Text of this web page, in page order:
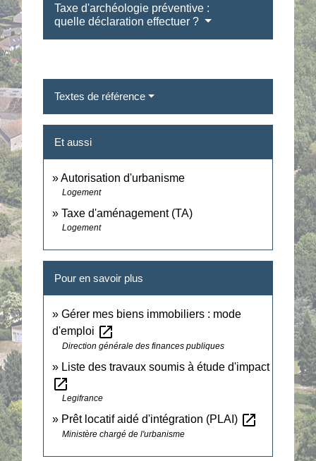
Taxe d'archéologie préventive :
quelle déclaration effectuer ?
Textes de référence
Et aussi
Autorisation d'urbanisme
Logement
Taxe d'aménagement (TA)
Logement
Pour en savoir plus
Gérer mes biens immobiliers : mode
d'emploi open_in_new
Direction générale des finances publiques
Liste des travaux soumis à étude d'impact
open_in_new
Legifrance
Prêt locatif aidé d'intégration (PLAI) open_in_new
Ministère chargé de l'urbanisme